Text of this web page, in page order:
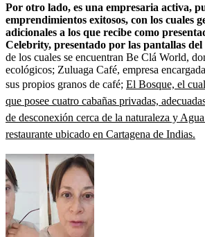
Por otro lado, es una empresaria activa,
emprendimientos exitosos, con los cuales
adicionales a los que recibe como
Celebrity, presentado por las pantallas
de los cuales se encuentran Be Clá World,
ecológicos; Zuluaga Café, empresa
sus propios granos de café; El Bosque, el
que posee cuatro cabañas privadas,
de desconexión cerca de la naturaleza y
restaurante ubicado en Cartagena de Indias.